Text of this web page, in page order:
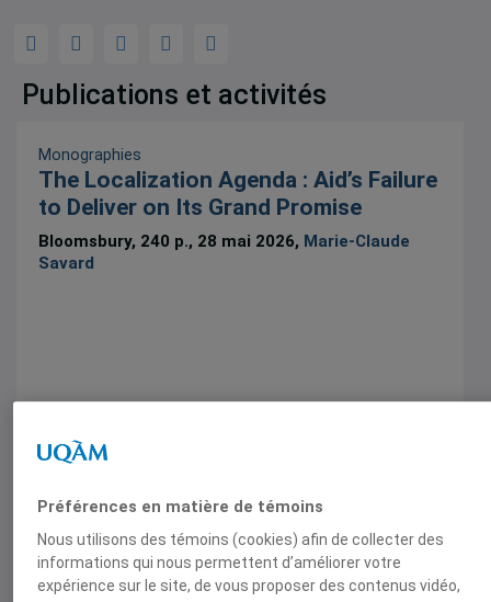
Publications et activités
Monographies
The Localization Agenda : Aid’s Failure
to Deliver on Its Grand Promise
Bloomsbury, 240 p., 28 mai 2026, Marie-Claude
Savard
Reinstating the political in localisation
dans Interrogating Localisation from Social
Justice Perspectives, Devlopment in Practice, 17
décembre 2025,Marie-Claude Savard
Préférences en matière de témoins
Nous utilisons des témoins (cookies) afin de collecter des
informations qui nous permettent d’améliorer votre
expérience sur le site, de vous proposer des contenus vidéo,